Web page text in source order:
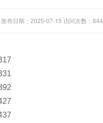
布日期：2025-07-15 访问次数：644